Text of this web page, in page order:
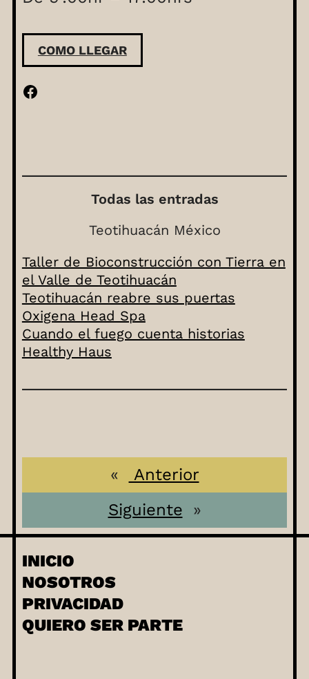
COMO LLEGAR
Facebook
Todas las entradas
Teotihuacán México
Taller de Bioconstrucción con Tierra en
el Valle de Teotihuacán
Teotihuacán reabre sus puertas
Oxigena Head Spa
Cuando el fuego cuenta historias
Healthy Haus
«
Anterior
Siguiente
»
INICIO
NOSOTROS
PRIVACIDAD
QUIERO SER PARTE